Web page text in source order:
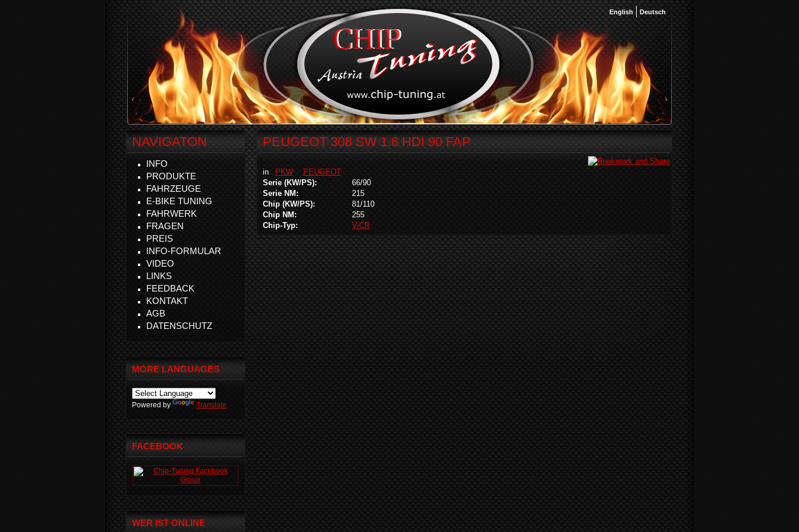
English Deutsch
PEUGEOT 308 SW 1.6 HDI 90 FAP
in PKW
PEUGEOT
Serie (KW/PS):
66/90
Serie NM:
215
Chip (KW/PS):
81/110
Chip NM:
255
Chip-Typ:
V-CR
NAVIGATON
INFO
PRODUKTE
FAHRZEUGE
E-BIKE TUNING
FAHRWERK
FRAGEN
PREIS
INFO-FORMULAR
VIDEO
LINKS
FEEDBACK
KONTAKT
AGB
DATENSCHUTZ
MORE LANGUAGES
Powered by Translate
FACEBOOK
WER IST ONLINE